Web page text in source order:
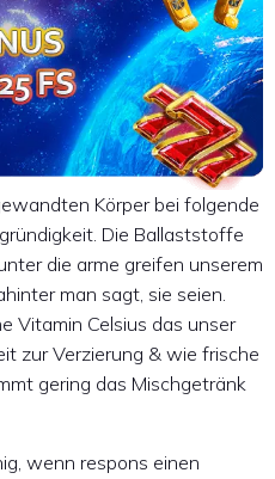
Körper bei folgende
Die Ballaststoffe
die arme greifen unserem
man sagt, sie seien.
Vitamin Celsius das unser
zur Verzierung & wie frische
gering das Mischgetränk
wenn respons einen